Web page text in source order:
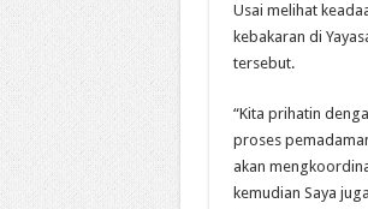
Usai melihat
kebakaran di
tersebut.
“Kita prihatin
proses
akan
kemudian Saya